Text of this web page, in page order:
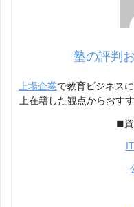
塾の評判
上場企業で教育ビジネス
上在籍した観点からおす
◼︎